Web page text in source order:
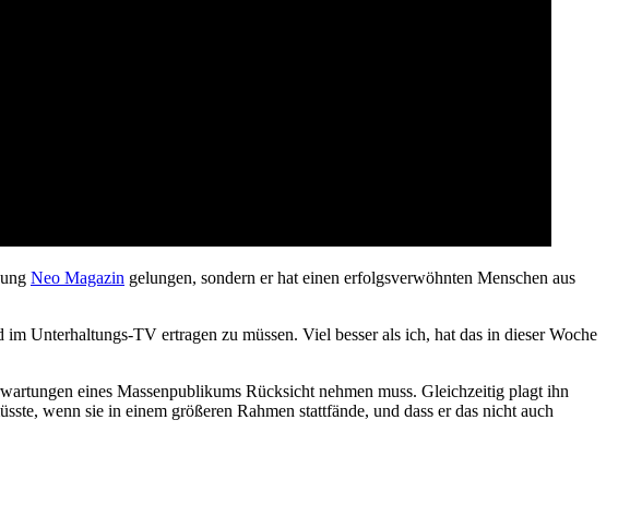
Neo Magazin gelungen, sondern er hat einen erfolgsverwöhnten Menschen aus
Unterhaltungs-TV ertragen zu müssen. Viel besser als ich, hat das in dieser Woche
eines Massenpublikums Rücksicht nehmen muss. Gleichzeitig plagt ihn
wenn sie in einem größeren Rahmen stattfände, und dass er das nicht auch